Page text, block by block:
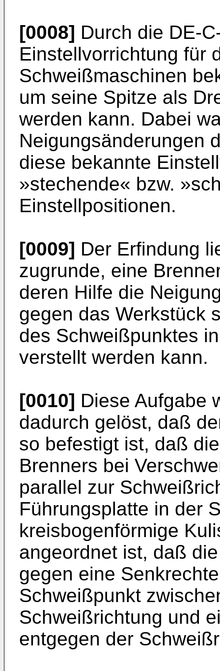
[0008] Durch die DE-
Einstellvorrichtung für
Schweißmaschinen
um seine Spitze als
werden kann. Dabei
Neigungsänderungen
diese bekannte
»stechende« bzw.
Einstellpositionen.
[0009] Der Erfindung
zugrunde, eine
deren Hilfe die
gegen das Werkstück
des Schweißpunktes
verstellt werden kann.
[0010] Diese Aufgabe
dadurch gelöst, daß
so befestigt ist, daß
Brenners bei
parallel zur
Führungsplatte in der
kreisbogenförmige
angeordnet ist, daß
gegen eine
Schweißpunkt
Schweißrichtung und
entgegen der